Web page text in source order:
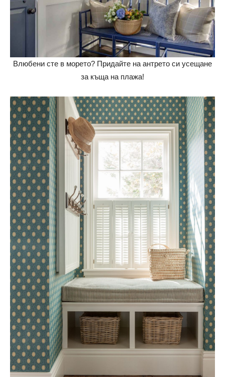
Влюбени сте в морето? Придайте на антрето си усещане
за къща на плажа!